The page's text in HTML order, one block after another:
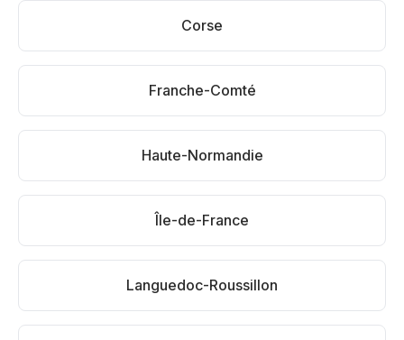
Corse
Franche-Comté
Haute-Normandie
Île-de-France
Languedoc-Roussillon